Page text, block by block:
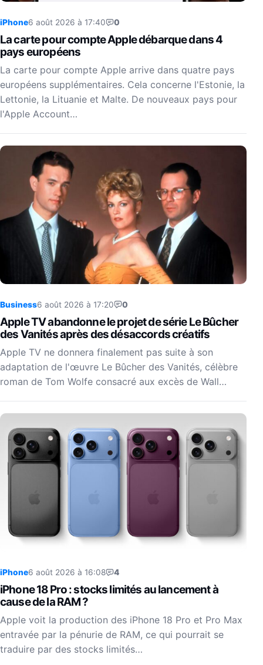
iPhone6 août 2026 à 17:40 0
La carte pour compte Apple débarque dans 4
pays européens
La carte pour compte Apple arrive dans quatre pays
européens supplémentaires. Cela concerne l'Estonie, la
Lettonie, la Lituanie et Malte. De nouveaux pays pour
l'Apple Account…
Business6 août 2026 à 17:20 0
Apple TV abandonne le projet de série Le Bûcher
des Vanités après des désaccords créatifs
Apple TV ne donnera finalement pas suite à son
adaptation de l'œuvre Le Bûcher des Vanités, célèbre
roman de Tom Wolfe consacré aux excès de Wall…
iPhone6 août 2026 à 16:08 4
iPhone 18 Pro : stocks limités au lancement à
cause de la RAM ?
Apple voit la production des iPhone 18 Pro et Pro Max
entravée par la pénurie de RAM, ce qui pourrait se
traduire par des stocks limités…